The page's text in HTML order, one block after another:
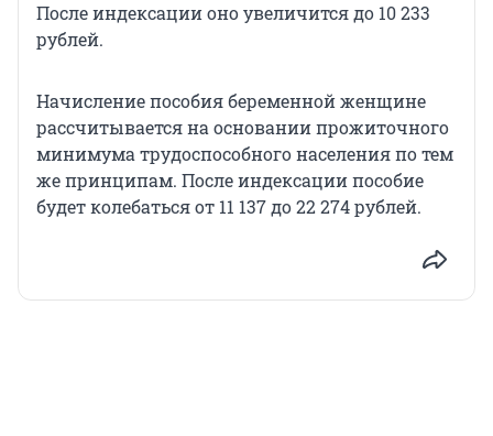
После индексации оно увеличится до 10 233
рублей.
Начисление пособия беременной женщине
рассчитывается на основании прожиточного
минимума трудоспособного населения по тем
же принципам. После индексации пособие
будет колебаться от 11 137 до 22 274 рублей.